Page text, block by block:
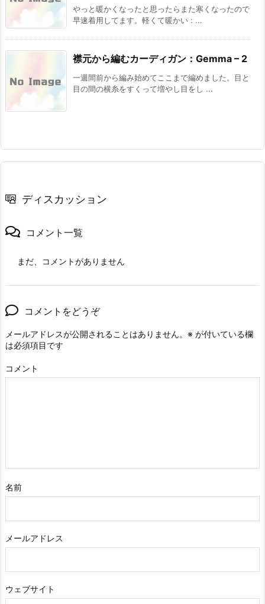
やっと暖かくなったと思ったらまた寒くなったので
早速着用してます。軽くて暖かい : ...
襟元から編むカーディガン：Gemma – 2
一週間前から編み始めてここまで編めました。目と
目の間の横糸をすくって増やし目をし ...
ディスカッション
コメント一覧
まだ、コメントがありません
コメントをどうぞ
メールアドレスが公開されることはありません。 ※ が付いている欄
は必須項目です
コメント
名前
メールアドレス
ウェブサイト